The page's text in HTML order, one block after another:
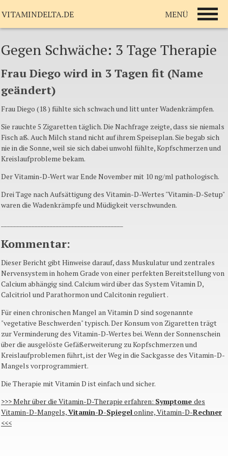
Gegen Schwäche: 3 Tage Therapie
Frau Diego wird in 3 Tagen fit (Name
geändert)
Frau Diego (18 ) fühlte sich schwach und litt unter Wadenkrämpfen.
Sie rauchte 5 Zigaretten täglich. Die Nachfrage zeigte, dass sie niemals
Fisch aß. Auch Milch stand nicht auf ihrem Speiseplan. Sie begab sich
nie in die Sonne, weil sie sich dabei unwohl fühlte, Kopfschmerzen und
Kreislaufprobleme bekam.
Der Vitamin-D-Wert war Ende November mit 10 ng/ml pathologisch.
Drei Tage nach Aufsättigung des Vitamin-D-Wertes "Vitamin-D-Setup"
waren die Wadenkrämpfe und Müdigkeit verschwunden.
Kommentar:
Dieser Bericht gibt Hinweise darauf, dass Muskulatur und zentrales
Nervensystem in hohem Grade von einer perfekten Bereitstellung von
Calcium abhängig sind. Calcium wird über das System Vitamin D,
Calcitriol und Parathormon und Calcitonin reguliert .
Für einen chronischen Mangel an Vitamin D sind sogenannte
"vegetative Beschwerden" typisch. Der Konsum von Zigaretten trägt
zur Verminderung des Vitamin-D-Wertes bei. Wenn der Sonnenschein
über die ausgelöste Gefäßerweiterung zu Kopfschmerzen und
Kreislaufproblemen führt, ist der Weg in die Sackgasse des Vitamin-D-
Mangels vorprogrammiert.
Die Therapie mit Vitamin D ist einfach und sicher.
>>> Mehr über die Vitamin-D-Therapie erfahren: Symptome des
Vitamin-D-Mangels,Vitamin-D-Spiegelonline, Vitamin-D-Rechner
<<<
VITAMINDELTA.DE MENÜ